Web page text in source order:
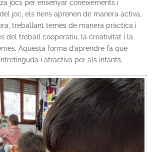
jocs per ensenyar coneixements i
joc, els nens aprenen de manera activa,
treballant temes de manera pràctica i
del treball cooperatiu, la creativitat i la
Aquesta forma d’aprendre fa que
i atractiva per als infants.